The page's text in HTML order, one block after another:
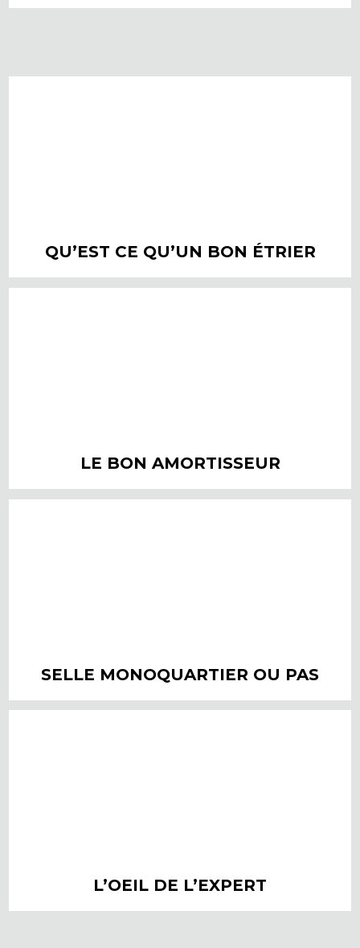
QU’EST CE QU’UN BON ÉTRIER
LE BON AMORTISSEUR
SELLE MONOQUARTIER OU PAS
L’OEIL DE L’EXPERT